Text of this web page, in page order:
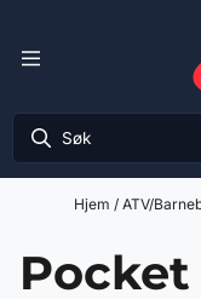
Hjem / ATV/